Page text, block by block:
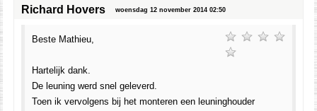
Richard Hovers woensdag 12 november 2014 02:50
Beste Mathieu,
Hartelijk dank.
De leuning werd snel geleverd.
Toen ik vervolgens bij het monteren een leuninghouder